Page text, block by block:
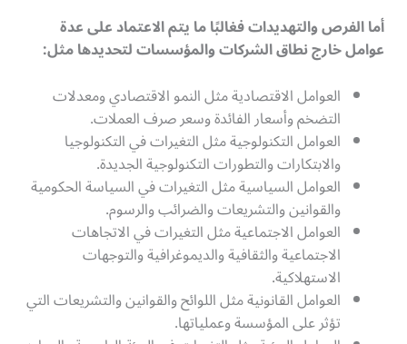
أما الفرص والتهديدات فغالبًا ما يتم الاعتماد على عدة
عوامل خارج نطاق الشركات والمؤسسات لتحديدها مثل:
العوامل الاقتصادية مثل النمو الاقتصادي ومعدلات
التضخم وأسعار الفائدة وسعر صرف العملات.
العوامل التكنولوجية مثل التغيرات في التكنولوجيا
والابتكارات والتطورات التكنولوجية الجديدة.
العوامل السياسية مثل التغيرات في السياسة الحكومية
والقوانين والتشريعات والضرائب والرسوم.
العوامل الاجتماعية مثل التغيرات في الاتجاهات
الاجتماعية والثقافية والديموغرافية والتوجهات
الاستهلاكية.
العوامل القانونية مثل اللوائح والقوانين والتشريعات التي
تؤثر على المؤسسة وعملياتها.